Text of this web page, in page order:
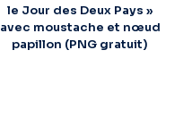
le Jour des Deux Pays »
avec moustache et nœud
papillon (PNG gratuit)